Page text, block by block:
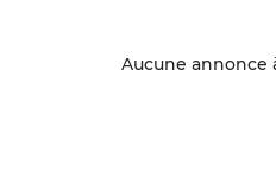
Aucune annonce